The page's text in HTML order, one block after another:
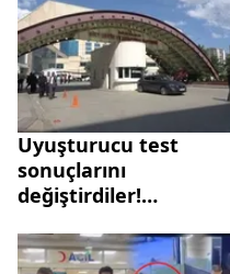
Uyuşturucu test
sonuçlarını
değiştirdiler!
personeli de var...